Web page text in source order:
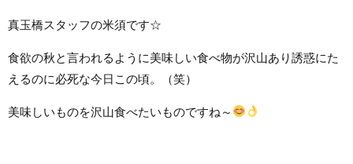
真玉橋スタッフの米須です☆
食欲の秋と言われるように美味しい食べ物が沢山あり誘惑にた
えるのに必死な今日この頃。（笑）
美味しいものを沢山食べたいものですね～